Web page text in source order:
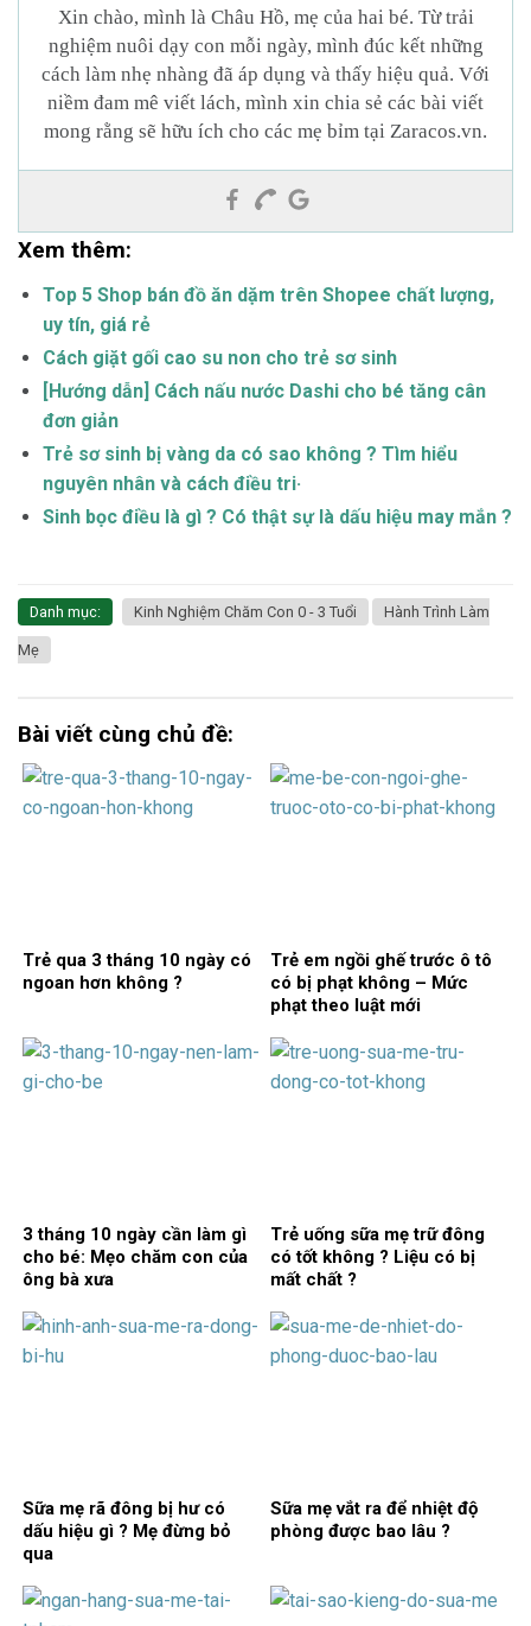
Xin chào, mình là Châu Hồ, mẹ của hai bé. Từ trải
nghiệm nuôi dạy con mỗi ngày, mình đúc kết những
cách làm nhẹ nhàng đã áp dụng và thấy hiệu quả. Với
niềm đam mê viết lách, mình xin chia sẻ các bài viết
mong rằng sẽ hữu ích cho các mẹ bỉm tại Zaracos.vn.
Xem thêm:
Top 5 Shop bán đồ ăn dặm trên Shopee chất lượng,
uy tín, giá rẻ
Cách giặt gối cao su non cho trẻ sơ sinh
[Hướng dẫn] Cách nấu nước Dashi cho bé tăng cân
đơn giản
Trẻ sơ sinh bị vàng da có sao không ? Tìm hiểu
nguyên nhân và cách điều tri·
Sinh bọc điều là gì ? Có thật sự là dấu hiệu may mắn ?
Danh mục: Kinh Nghiệm Chăm Con 0 - 3 Tuổi Hành Trình Làm
Mẹ
Bài viết cùng chủ đề:
Trẻ qua 3 tháng 10 ngày có
ngoan hơn không ?
Trẻ em ngồi ghế trước ô tô
có bị phạt không – Mức
phạt theo luật mới
3 tháng 10 ngày cần làm gì
cho bé: Mẹo chăm con của
ông bà xưa
Trẻ uống sữa mẹ trữ đông
có tốt không ? Liệu có bị
mất chất ?
Sữa mẹ rã đông bị hư có
dấu hiệu gì ? Mẹ đừng bỏ
qua
Sữa mẹ vắt ra để nhiệt độ
phòng được bao lâu ?